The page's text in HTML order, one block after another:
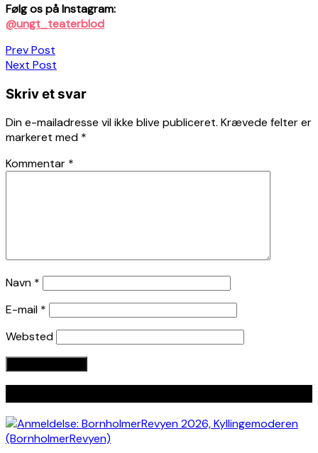
Følg os på Instagram:
@ungt_teaterblod
Indlægsnavigation
Prev Post
Next Post
Skriv et svar
Din e-mailadresse vil ikke blive publiceret. Krævede felter er
markeret med *
Kommentar *
Navn *
E-mail *
Websted